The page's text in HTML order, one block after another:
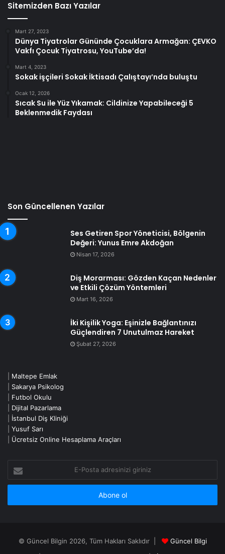
Sitemizden Bazı Yazılar
Mart 27, 2023
Dünya Tiyatrolar Gününde Çocuklara Armağan: ÇEVKO
Vakfı Çocuk Tiyatrosu, YouTube’da!
Mart 4, 2023
Sokak işçileri Sokak İktisadı Çalıştayı’nda buluştu
Ocak 12, 2026
Sıcak Su ile Yüz Yıkamak: Cildinize Yapabileceği 5
Beklenmedik Faydası
Son Güncellenen Yazılar
Ses Getiren Spor Yöneticisi, Bölgenin
Değeri: Yunus Emre Akdoğan
Nisan 17, 2026
Diş Morarması: Gözden Kaçan Nedenler
ve Etkili Çözüm Yöntemleri
Mart 16, 2026
İki Kişilik Yoga: Eşinizle Bağlantınızı
Güçlendiren 7 Unutulmaz Hareket
Şubat 27, 2026
Maltepe Emlak
Sakarya Psikolog
Futbol Okulu
Dijital Pazarlama
İstanbul Diş Kliniği
Yusuf Sarı
Ücretsiz Online Hesaplama Araçları
Posta
adresinizi
© Güncel Bilgin 2026, Tüm Hakları Saklıdır |
Güncel Bilgi